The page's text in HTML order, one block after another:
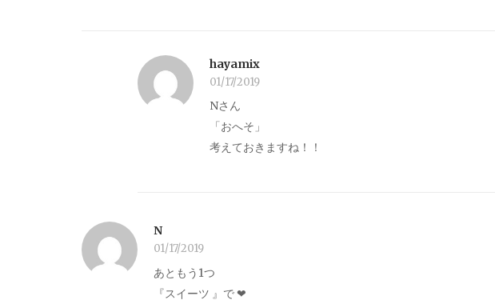
hayamix
01/17/2019
Nさん
「おへそ」
考えておきますね！！
N
01/17/2019
あともう1つ
『スイーツ 』で‪‪ ‪‪❤︎‬